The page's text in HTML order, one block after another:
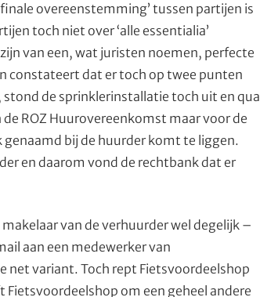
overeenstemming’ tussen partijen is
toch niet over ‘alle essentialia’
van een, wat juristen noemen, perfecte
constateert dat er toch op twee punten
de sprinklerinstallatie toch uit en qua
ROZ Huurovereenkomst maar voor de
genaamd bij de huurder komt te liggen.
en daarom vond de rechtbank dat er
van de verhuurder wel degelijk –
aan een medewerker van
net variant. Toch rept Fietsvoordeelshop
om een geheel andere